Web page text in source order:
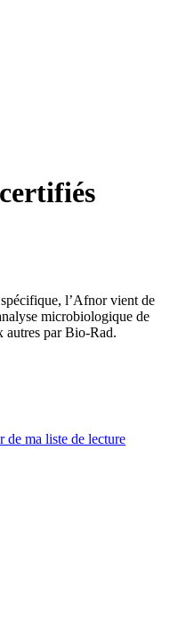
l’Afnor vient de
microbiologique de
autres par Bio-Rad.
de ma liste de lecture